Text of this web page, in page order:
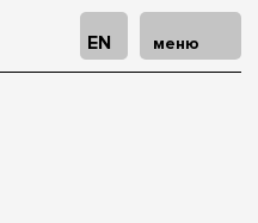
EN меню